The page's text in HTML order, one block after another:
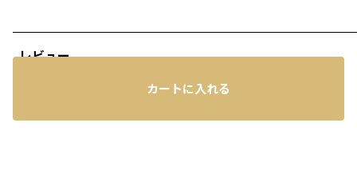
レビュー
カートに入れる